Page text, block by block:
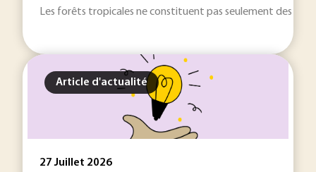
Les forêts tropicales ne constituent pas seulement des
Article d'actualité
27 Juillet 2026